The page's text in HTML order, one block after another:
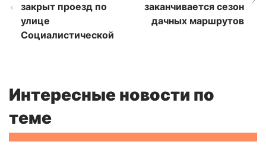
закрыт проезд по
улице
Социалистической
заканчивается сезон
дачных маршрутов
Интересные новости по
теме